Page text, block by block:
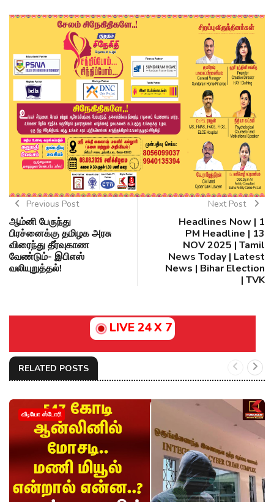
Previous Post
ஆம்னி பேருந்து
பிரச்னைக்கு தமிழக அரசு
விரைந்து தீர்வுகாண
வேண்டும்- இபிஎஸ்
வலியுறுத்தல்!
Next Post
Headlines Now | 1
PM Headline | 13
NOV 2025 | Tamil
News Today | Latest
News | Bihar Election
| TVK
LIVE 24 X 7
RELATED POSTS
வீடியோ ஸ்டோரி